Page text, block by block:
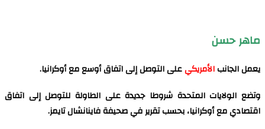
ماهر حسن
يعمل الجانبالأمريكيعلى التوصل إلى اتفاق أوسع مع أوكرانيا.
وتضع الولايات المتحدة شروطا جديدة على الطاولة للتوصل إلى اتفاق
اقتصادي مع أوكرانيا، بحسب تقرير في صحيفة فاينانشال تايمز.